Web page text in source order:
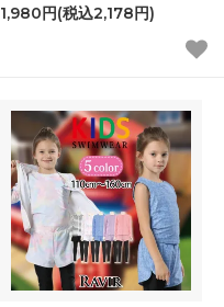
1,980円(税込2,178円)